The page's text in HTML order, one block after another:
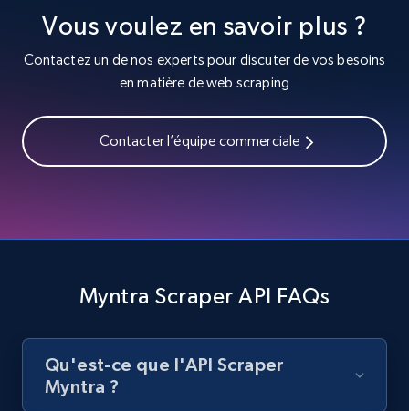
TikTok - Posts - Search posts by specific
URL, Post id, Description, Create time, Digg
count, Share count, Collect count, Comment
count, and more.
TikTok - Posts - discover new records by
URL, Post id, Description, Create time, Digg
count, Share count, Collect count, Comment
count, and more.
Vous voulez en savoir plus ?
Contactez un de nos experts pour discuter de vos besoins
en matière de web scraping
Contacter l’équipe commerciale
Myntra Scraper API FAQs
Qu'est-ce que l'API Scraper
Myntra ?